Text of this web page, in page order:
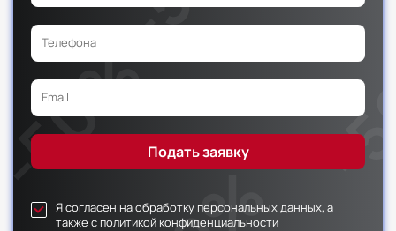
Я согласен на обработку персональных данных, а
также с политикой конфиденциальности